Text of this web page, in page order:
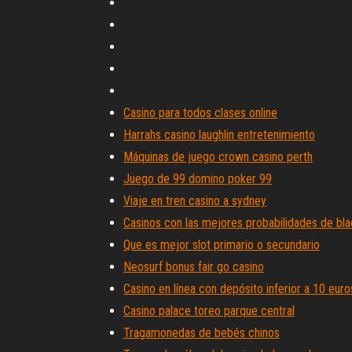
Casino para todos clases online
Harrahs casino laughlin entretenimiento
Máquinas de juego crown casino perth
Juego de 99 domino poker 99
Viaje en tren casino a sydney
Casinos con las mejores probabilidades de
Que es mejor slot primario o secundario
Neosurf bonus fair go casino
Casino en línea con depósito inferior a 10
Casino palace toreo parque central
Tragamonedas de bebés chinos